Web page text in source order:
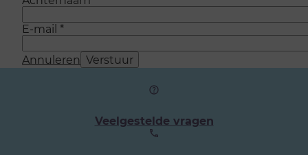
E-mail *
Annuleren Verstuur
Veelgestelde vragen